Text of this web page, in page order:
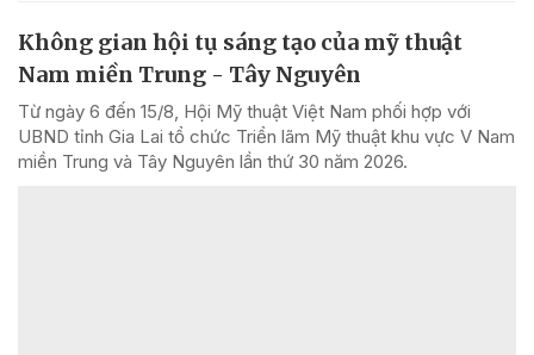
Không gian hội tụ sáng tạo của mỹ thuật
Nam miền Trung - Tây Nguyên
Từ ngày 6 đến 15/8, Hội Mỹ thuật Việt Nam phối hợp với
UBND tỉnh Gia Lai tổ chức Triển lãm Mỹ thuật khu vực V Nam
miền Trung và Tây Nguyên lần thứ 30 năm 2026.